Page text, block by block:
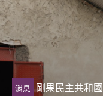
消息 剛果民主共和國